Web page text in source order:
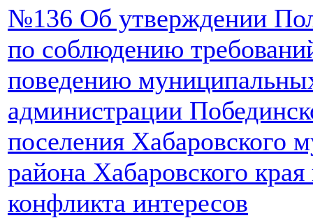
№136 Об утверждении
по соблюдению
поведению
администрации
поселения Хабаровского
района Хабаровского
конфликта интересов